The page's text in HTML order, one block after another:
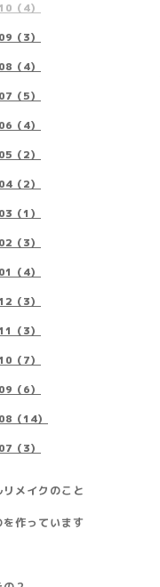
（4）
（3）
（4）
（5）
（4）
（2）
（2）
（1）
（3）
（4）
（3）
（3）
（7）
（6）
（14）
（3）
メイクのこと
を作っています